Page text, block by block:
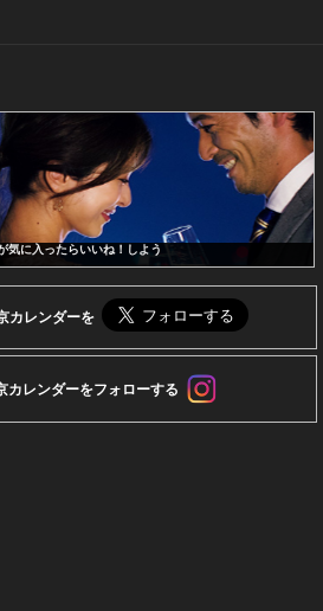
気に入ったらいいね！しよう
カレンダーを
レンダーをフォローする